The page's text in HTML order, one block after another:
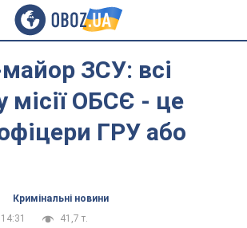
ЗСУ: всі
місії ОБСЄ - це
ГРУ або
Кримінальні новини
41,7 т.